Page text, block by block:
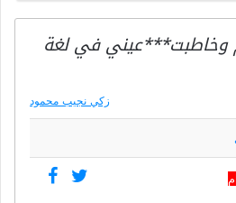
وخاطبت***عيني في لغة
زكي نجيب محمود